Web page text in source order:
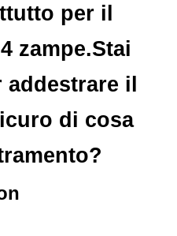
per il
zampe.Stai
il
di cosa